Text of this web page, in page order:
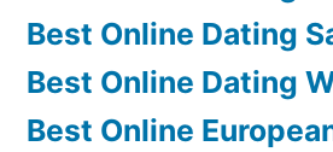
Best Online Dating
Best Online Dating
Best Online